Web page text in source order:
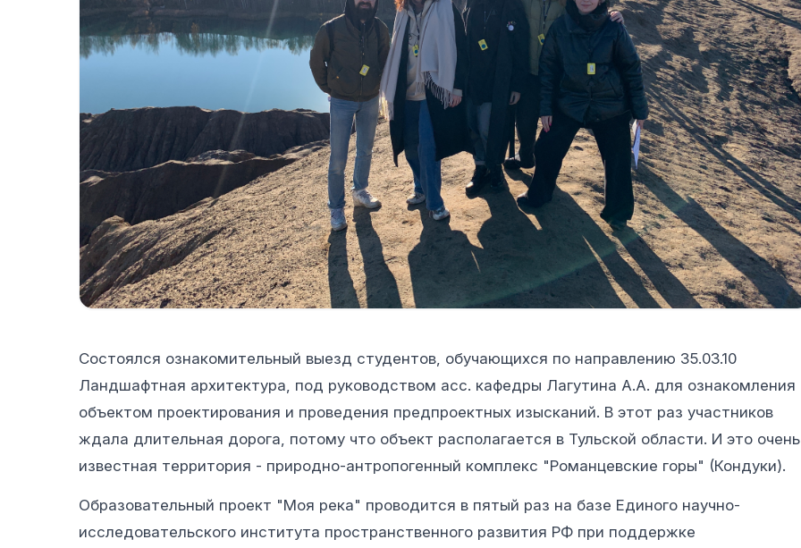
Состоялся ознакомительный выезд студентов, обучающихся по направлению 35.03.10
Ландшафтная архитектура, под руководством асс. кафедры Лагутина А.А. для ознакомления
объектом проектирования и проведения предпроектных изысканий. В этот раз участников
ждала длительная дорога, потому что объект располагается в Тульской области. И это очень
известная территория - природно-антропогенный комплекс "Романцевские горы" (Кондуки).
Образовательный проект "Моя река" проводится в пятый раз на базе Единого научно-
исследовательского института пространственного развития РФ при поддержке